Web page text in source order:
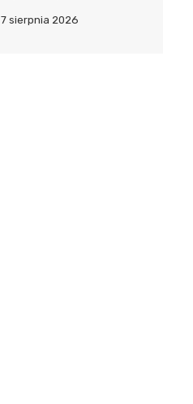
7 sierpnia 2026